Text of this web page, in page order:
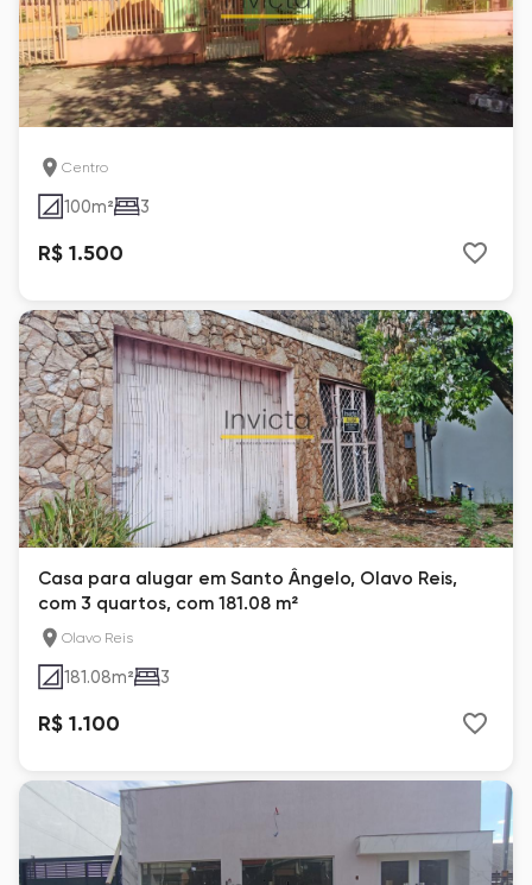
Centro
100m² 3
R$ 1.500
Casa para alugar em Santo Ângelo, Olavo Reis,
com 3 quartos, com 181.08 m²
Olavo Reis
181.08m² 3
R$ 1.100